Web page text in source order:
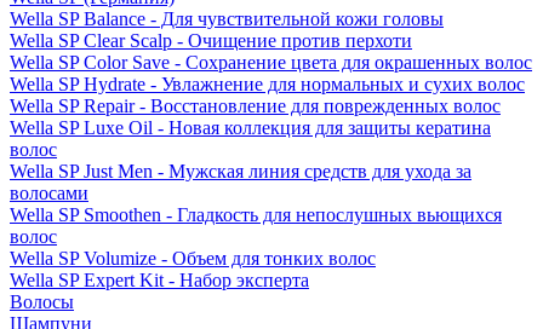
Wella SP Balance - Для чувствительной кожи головы
Wella SP Clear Scalp - Очищение против перхоти
Wella SP Color Save - Сохранение цвета для окрашенных волос
Wella SP Hydrate - Увлажнение для нормальных и сухих волос
Wella SP Repair - Восстановление для поврежденных волос
Wella SP Luxe Oil - Новая коллекция для защиты кератина
волос
Wella SP Just Men - Мужская линия средств для ухода за
волосами
Wella SP Smoothen - Гладкость для непослушных вьющихся
волос
Wella SP Volumize - Объем для тонких волос
Wella SP Expert Kit - Набор эксперта
Волосы
Шампуни